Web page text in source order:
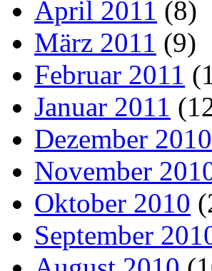
April 2011 (8)
März 2011 (9)
Februar 2011
Januar 2011
Dezember 2010
November
Oktober 2010
September